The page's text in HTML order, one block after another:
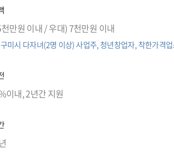
만원 이내 / 우대) 7천만원 이내
미시 다자녀(2명 이상) 사업주, 청년창업자, 착한가격
이내, 2년간 지원